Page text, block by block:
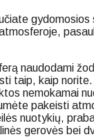
gydomosios
naudodami
taip, kaip norite.
nemokamai
pakeisti
nuotykių,
gerovės bei